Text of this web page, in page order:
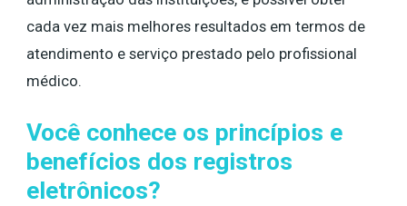
cada vez mais melhores resultados em termos de
atendimento e serviço prestado pelo profissional
médico.
Você conhece os princípios e
benefícios dos registros
eletrônicos?